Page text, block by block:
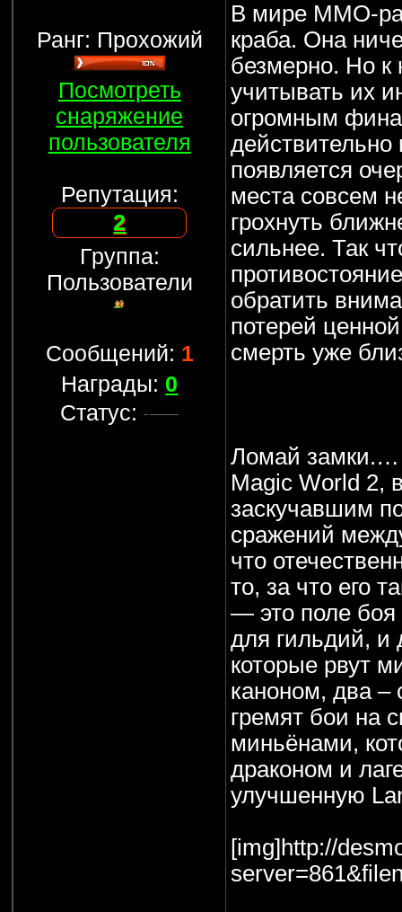
Ранг: Прохожий
Посмотреть
снаряжение
пользователя
Репутация:
2
Группа:
Пользователи
Сообщений: 1
Награды: 0
Статус:
В мире MMO-
краба. Она
безмерно. Но к
учитывать их
огромным
действительно
появляется
места совсем
грохнуть
сильнее. Так
обратить
потерей
смерть уже
Ломай замки.…
Magic World 2,
заскучавшим
сражений
что
то, за что его
— это поле боя
для гильдий, и
которые рвут
каноном, два
гремят бои на
миньёнами,
драконом и
улучшенную
[img]http://